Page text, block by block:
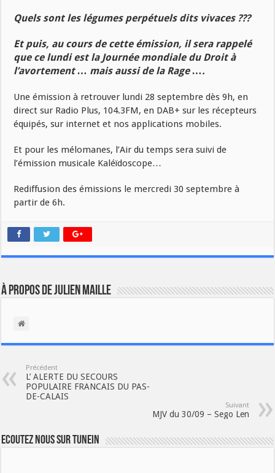
Quels sont les légumes perpétuels dits vivaces ???
Et puis, au cours de cette émission, il sera rappelé
que ce lundi est la Journée mondiale du Droit à
l’avortement … mais aussi de la Rage ….
Une émission à retrouver lundi 28 septembre dès 9h, en
direct sur Radio Plus, 104.3FM, en DAB+ sur les récepteurs
équipés, sur internet et nos applications mobiles.
Et pour les mélomanes, l’Air du temps sera suivi de
l’émission musicale Kaléïdoscope…
Rediffusion des émissions le mercredi 30 septembre à
partir de 6h.
À propos de Julien Maille
Précédent
L’ ALERTE DU SECOURS
POPULAIRE FRANCAIS DU PAS-
DE-CALAIS
Suivant
MJV du 30/09 – Sego Len
Ecoutez nous sur TuneIn